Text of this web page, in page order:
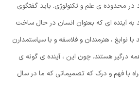
محدوده ی علم و تکنولوژی. باید گفتگوی
به آینده ای که بعنوان انسان در حال ساخت
نوابغ ، هنرمندان و فلاسفه و با سیاستمدارن
درگیر هستند. چون این ، آینده ی گونه ی
با فهم و درک که تصمیماتی که ما در سال